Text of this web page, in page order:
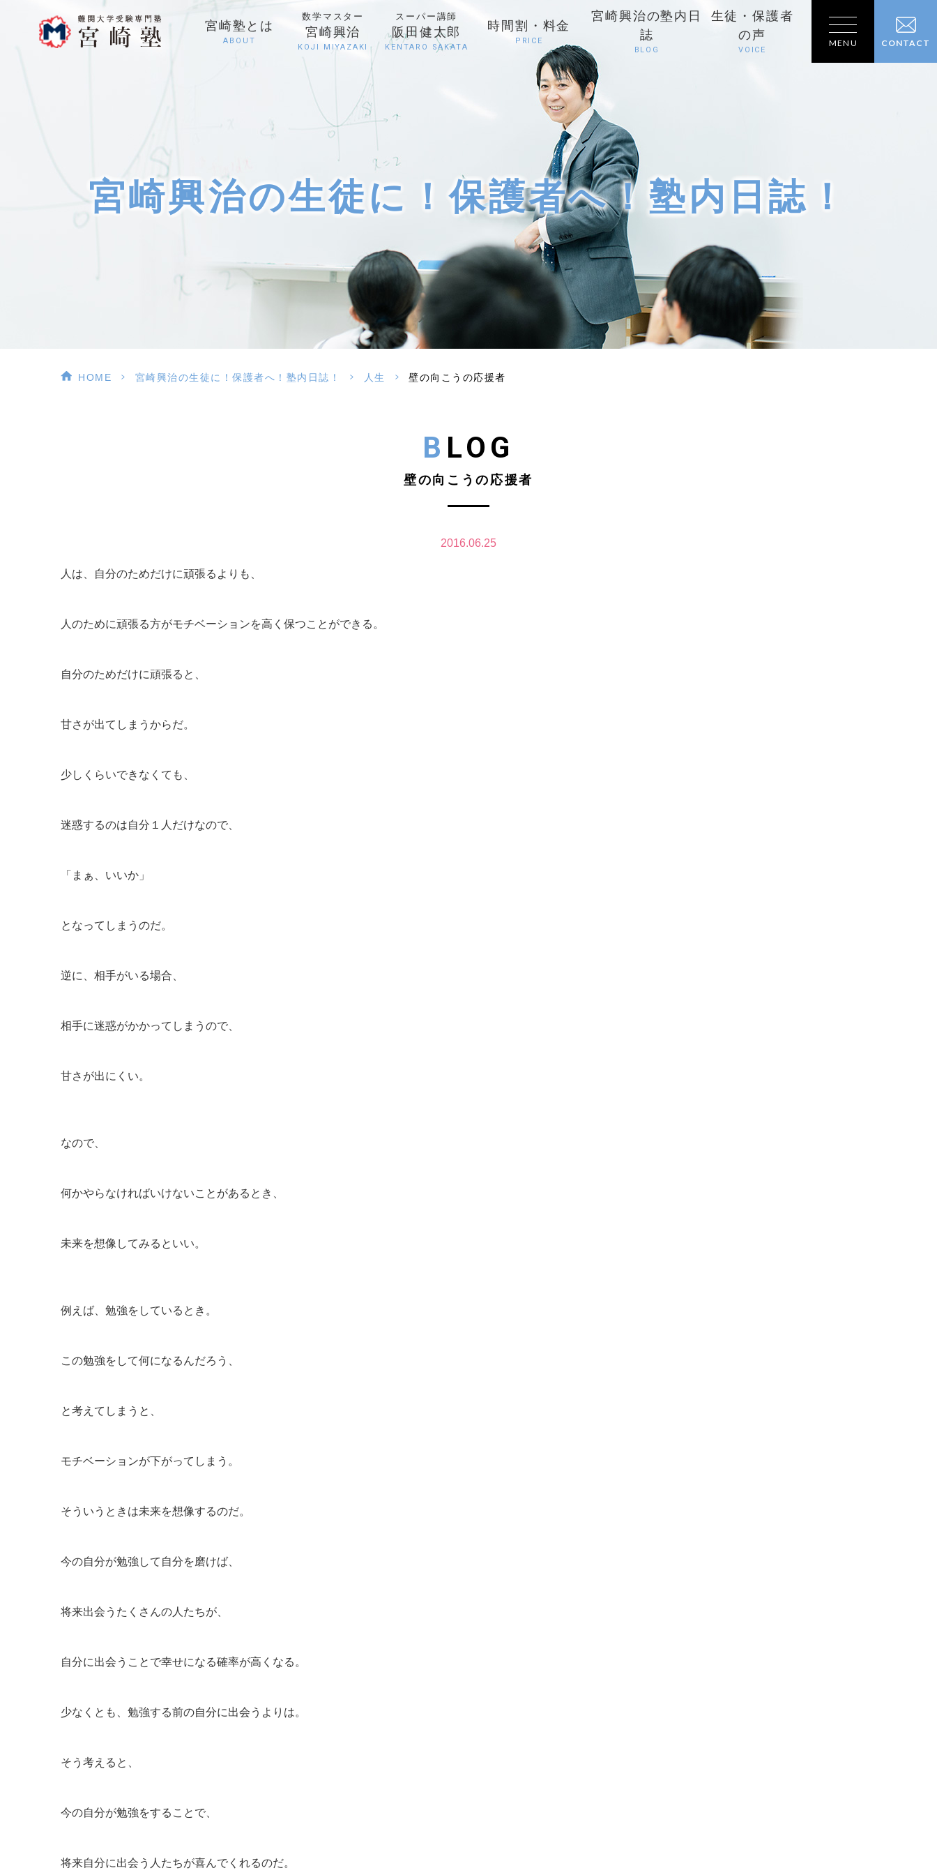
宮崎塾とは
ABOUT
数学マスター
宮崎興治
KOJI MIYAZAKI
スーパー講師
阪田健太郎
KENTARO SAKATA
時間割・料金
PRICE
宮崎興治の塾内日
誌
BLOG
生徒・保護者
の声
VOICE
MENU CONTACT
宮崎興治の生徒に！保護者へ！塾内日誌！
HOME > 宮崎興治の生徒に！保護者へ！塾内日誌！ > 人生 > 壁の向こうの応援者
BLOG
壁の向こうの応援者
2016.06.25
人は、自分のためだけに頑張るよりも、
人のために頑張る方がモチベーションを高く保つことができる。
自分のためだけに頑張ると、
甘さが出てしまうからだ。
少しくらいできなくても、
迷惑するのは自分１人だけなので、
「まぁ、いいか」
となってしまうのだ。
逆に、相手がいる場合、
相手に迷惑がかかってしまうので、
甘さが出にくい。
なので、
何かやらなければいけないことがあるとき、
未来を想像してみるといい。
例えば、勉強をしているとき。
この勉強をして何になるんだろう、
と考えてしまうと、
モチベーションが下がってしまう。
そういうときは未来を想像するのだ。
今の自分が勉強して自分を磨けば、
将来出会うたくさんの人たちが、
自分に出会うことで幸せになる確率が高くなる。
少なくとも、勉強する前の自分に出会うよりは。
そう考えると、
今の自分が勉強をすることで、
将来自分に出会う人たちが喜んでくれるのだ。